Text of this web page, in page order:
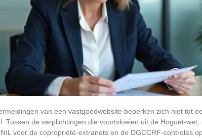
van een vastgoedwebsite beperken zich niet tot
Tussen de verplichtingen die voortvloeien uit de Hoguet-wet,
voor de copropriété-extranets en de DGCCRF-controles